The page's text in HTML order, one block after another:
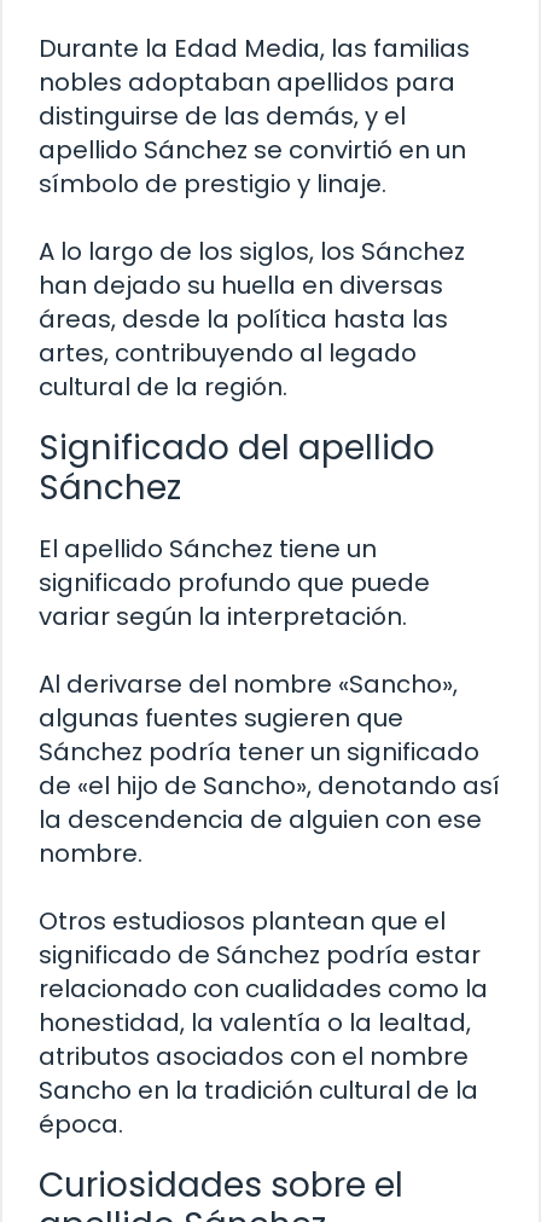
Durante la Edad Media, las familias
nobles adoptaban apellidos para
distinguirse de las demás, y el
apellido Sánchez se convirtió en un
símbolo de prestigio y linaje.
A lo largo de los siglos, los Sánchez
han dejado su huella en diversas
áreas, desde la política hasta las
artes, contribuyendo al legado
cultural de la región.
Significado del apellido
Sánchez
El apellido Sánchez tiene un
significado profundo que puede
variar según la interpretación.
Al derivarse del nombre «Sancho»,
algunas fuentes sugieren que
Sánchez podría tener un significado
de «el hijo de Sancho», denotando así
la descendencia de alguien con ese
nombre.
Otros estudiosos plantean que el
significado de Sánchez podría estar
relacionado con cualidades como la
honestidad, la valentía o la lealtad,
atributos asociados con el nombre
Sancho en la tradición cultural de la
época.
Curiosidades sobre el